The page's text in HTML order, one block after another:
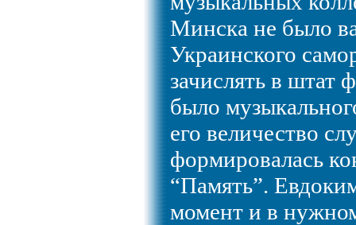
Минска не было
Украинского
зачислять в штат
было
его величество
формировалась
“Память”.
момент и в